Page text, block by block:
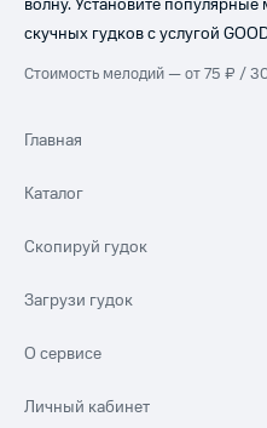
волну. Установите
скучных гудков с услугой
Стоимость мелодий — от 75 ₽ /
Главная
Каталог
Скопируй гудок
Загрузи гудок
О сервисе
Личный кабинет